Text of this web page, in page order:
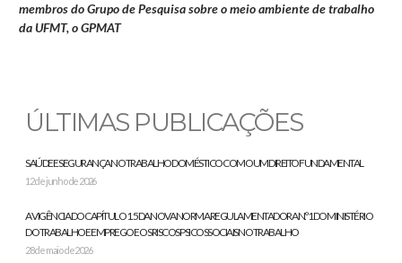
membros do Grupo de Pesquisa sobre o meio ambiente de trabalho
da UFMT, o GPMAT
ÚLTIMAS PUBLICAÇÕES
SAÚDE E SEGURANÇA NO TRABALHO DOMÉSTICO COMO UM DIREITO FUNDAMENTAL
12 de junho de 2026
A VIGÊNCIA DO CAPÍTULO 1.5 DA NOVA NORMA REGULAMENTADORA N.º 1 DO MINISTÉRIO
DO TRABALHO E EMPREGO E OS RISCOS PSICOSSOCIAIS NO TRABALHO
28 de maio de 2026